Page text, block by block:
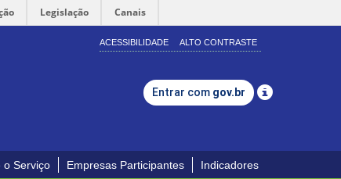
Legislação Canais
ACESSIBILIDADE ALTO CONTRASTE
Entrar com gov.br
o Serviço Empresas Participantes Indicadores